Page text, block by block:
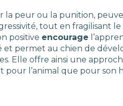
la peur ou la punition,
tout en fragilisant le
positive encourage
et permet au chien de
Elle offre ainsi une
pour l’animal que pour son